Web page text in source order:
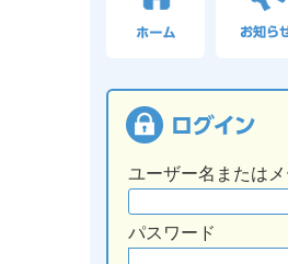
ユーザー名または
パスワード